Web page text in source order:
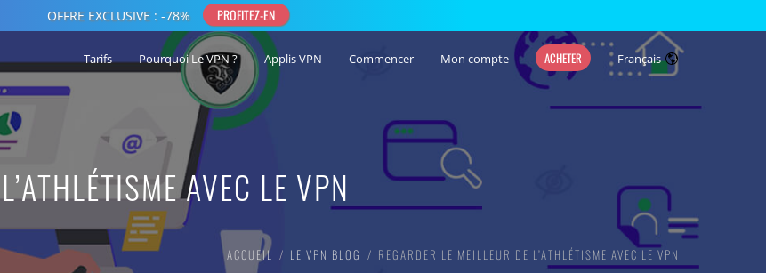
Tarifs Pourquoi Le VPN ? Applis VPN Commencer Mon compte ACHETER Français
AVEC LE VPN
ACCUEIL LE VPN BLOG REGARDER LE MEILLEUR DE L’ATHLÉTISME AVEC LE VPN